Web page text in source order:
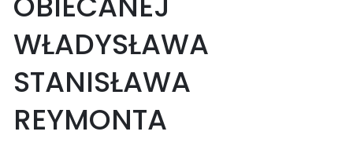
WŁADYSŁAWA
STANISŁAWA
REYMONTA